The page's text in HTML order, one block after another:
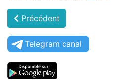
Précédent
Telegram canal